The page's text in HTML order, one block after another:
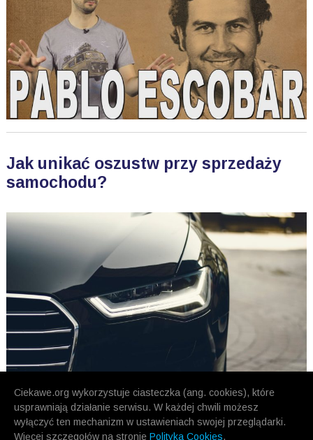
Ciekawe.org wykorzystuje ciasteczka (ang. cookies), które
usprawniają działanie serwisu. W każdej chwili możesz
wyłączyć ten mechanizm w ustawieniach swojej przeglądarki.
Więcej szczegołów na stronie Polityka Cookies.
Jak unikać oszustw przy sprzedaży
samochodu?